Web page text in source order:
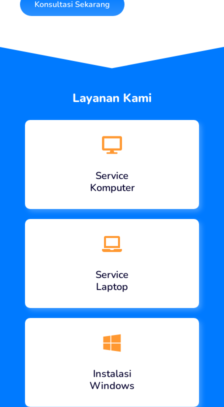
Konsultasi Sekarang
Layanan Kami
Service
Komputer
Service
Laptop
Instalasi
Windows